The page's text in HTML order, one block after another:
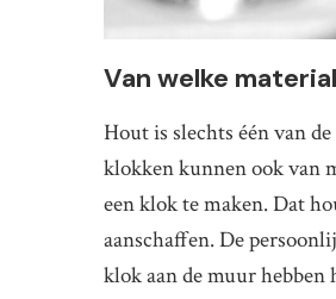
Van welke
Hout is slechts één van
klokken kunnen ook van
een klok te maken. Dat
aanschaffen. De
klok aan de muur